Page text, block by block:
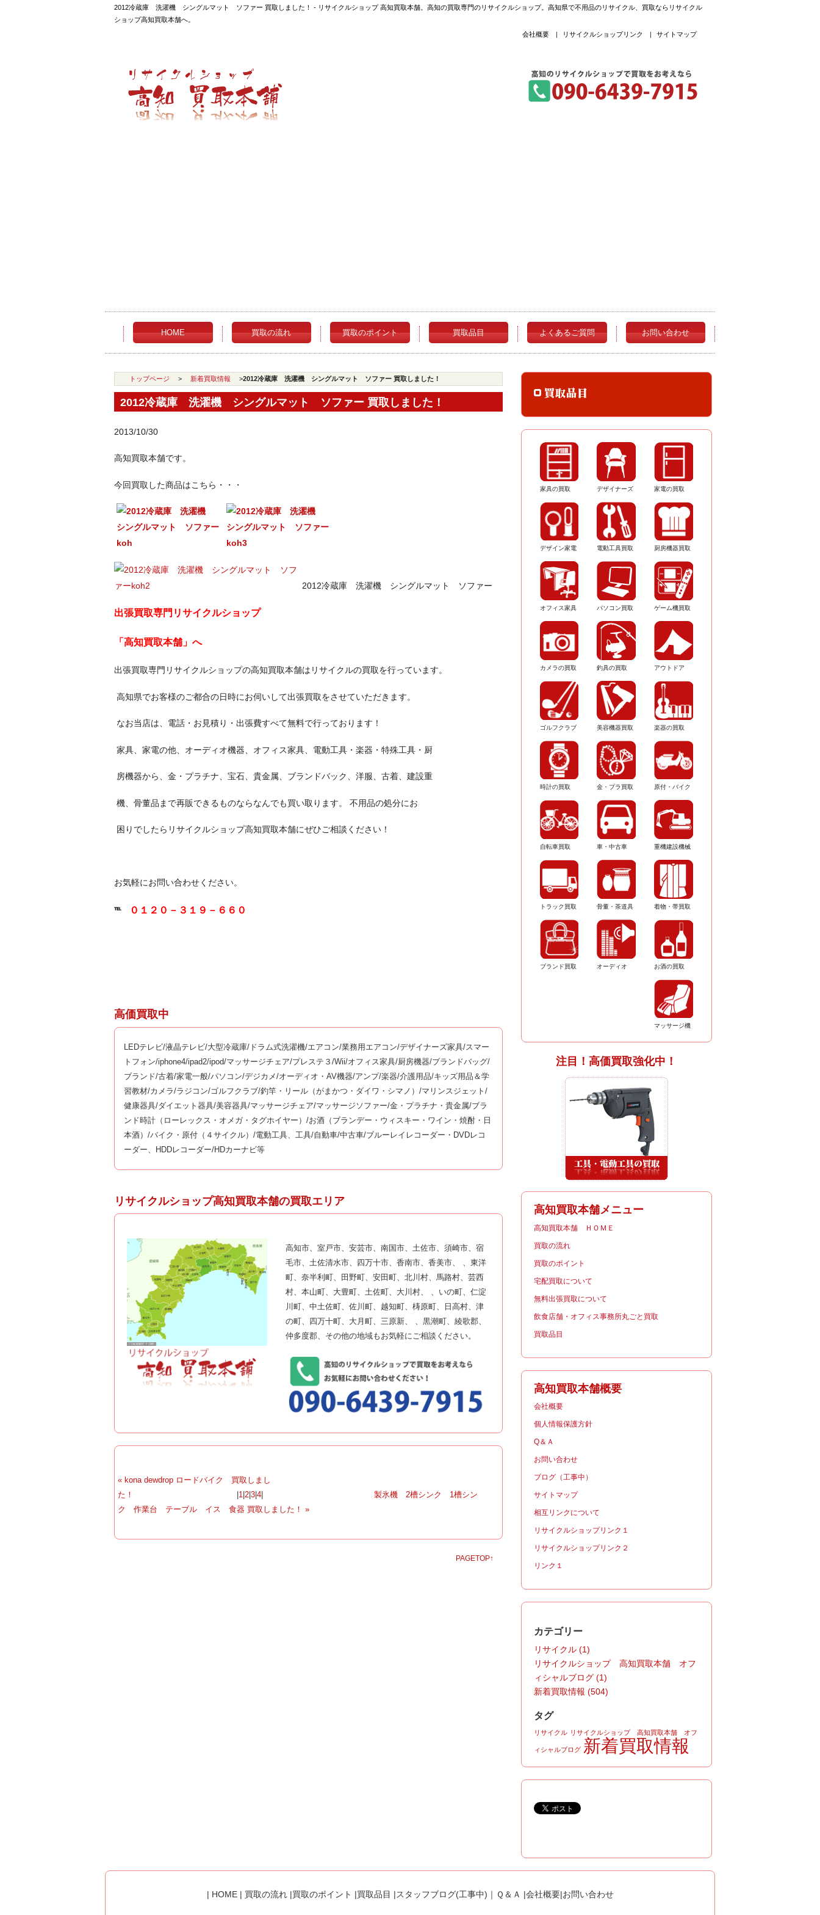
2012冷蔵庫 洗濯機 シングルマット ソファー 買取しました！ - リサイクルショップ 高知買取本舗。高知の買取専門のリサイクルショップ。高知県で不用品のリサイクル、買取ならリサイクル
ショップ高知買取本舗へ。
会社概要 | リサイクルショップリンク | サイトマップ
HOME 買取の流れ 買取のポイント 買取品目 よくあるご質問 お問い合わせ
トップページ > 新着買取情報 >2012冷蔵庫 洗濯機 シングルマット ソファー 買取しました！
2012冷蔵庫 洗濯機 シングルマット ソファー 買取しました！
2013/10/30
高知買取本舗です。
今回買取した商品はこちら・・・
2012冷蔵庫 洗濯機 シングルマット ソファー
出張買取専門リサイクルショップ
「高知買取本舗」へ
出張買取専門リサイクルショップの高知買取本舗はリサイクルの買取を行っています。
高知県でお客様のご都合の日時にお伺いして出張買取をさせていただきます。
なお当店は、電話・お見積り・出張費すべて無料で行っております！
家具、家電の他、オーディオ機器、オフィス家具、電動工具・楽器・特殊工具・厨
房機器から、金・プラチナ、宝石、貴金属、ブランドバック、洋服、古着、建設重
機、骨董品まで再販できるものならなんでも買い取ります。 不用品の処分にお
困りでしたらリサイクルショップ高知買取本舗にぜひご相談ください！
お気軽にお問い合わせください。
℡ ０１２０－３１９－６６０
高価買取中
LEDテレビ/液晶テレビ/大型冷蔵庫/ドラム式洗濯機/エアコン/業務用エアコン/デザイナーズ家具/スマー
トフォン/iphone4/ipad2/ipod/マッサージチェア/プレステ３/Wii/オフィス家具/厨房機器/ブランドバッグ/
ブランド/古着/家電一般/パソコン/デジカメ/オーディオ・AV機器/アンプ/楽器/介護用品/キッズ用品＆学
習教材/カメラ/ラジコン/ゴルフクラブ/釣竿・リール（がまかつ・ダイワ・シマノ）/マリンスジェット/
健康器具/ダイエット器具/美容器具/マッサージチェア/マッサージソファー/金・プラチナ・貴金属/ブラ
ンド時計（ローレックス・オメガ・タグホイヤー）/お酒（ブランデー・ウィスキー・ワイン・焼酎・日
本酒）/バイク・原付（４サイクル）/電動工具、工具/自動車/中古車/ブルーレイレコーダー・DVDレコ
ーダー、HDDレコーダー/HDカーナビ等
リサイクルショップ高知買取本舗の買取エリア
高知市、室戸市、安芸市、南国市、土佐市、須崎市、宿
毛市、土佐清水市、四万十市、香南市、香美市、 、東洋
町、奈半利町、田野町、安田町、北川村、馬路村、芸西
村、本山町、大豊町、土佐町、大川村、 、いの町、仁淀
川町、中土佐町、佐川町、越知町、梼原町、日高村、津
の町、四万十町、大月町、三原新、 、黒潮町、綾歌郡、
仲多度郡、その他の地域もお気軽にご相談ください。
« kona dewdrop ロードバイク 買取しまし
た！
|1 |2|3|4| 製氷機 2槽シンク 1槽シン
ク 作業台 テーブル イス 食器 買取しました！ »
PAGETOP↑
家具の買取 デザイナーズ 家電の買取
デザイン家電 電動工具買取 厨房機器買取
オフィス家具 パソコン買取 ゲーム機買取
カメラの買取 釣具の買取 アウトドア
ゴルフクラブ 美容機器買取 楽器の買取
時計の買取 金・プラ買取 原付・バイク
自転車買取 車・中古車 重機建設機械
トラック買取 骨董・茶道具 着物・帯買取
ブランド買取 オーディオ お酒の買取
マッサージ機
注目！高価買取強化中！
高知買取本舗メニュー
高知買取本舗 ＨＯＭＥ
買取の流れ
買取のポイント
宅配買取について
無料出張買取について
飲食店舗・オフィス事務所丸ごと買取
買取品目
高知買取本舗概要
会社概要
個人情報保護方針
Q＆Ａ
お問い合わせ
ブログ（工事中）
サイトマップ
相互リンクについて
リサイクルショップリンク１
リサイクルショップリンク２
リンク１
カテゴリー
リサイクル (1)
リサイクルショップ 高知買取本舗 オフ
ィシャルブログ (1)
新着買取情報 (504)
タグ
リサイクル リサイクルショップ 高知買取本舗 オフ
ィシャルブログ 新着買取情報
| HOME| 買取の流れ|買取のポイント |買取品目 |スタッフブログ(工事中) ｜ Ｑ＆Ａ |会社概要|お問い合わせ